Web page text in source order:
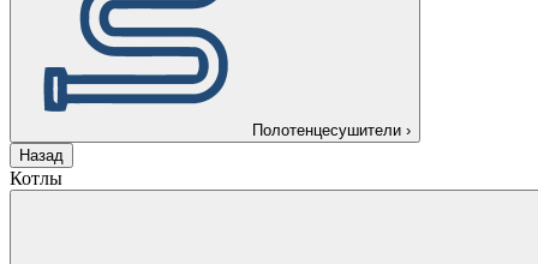
Полотенцесушители ›
Назад
Котлы